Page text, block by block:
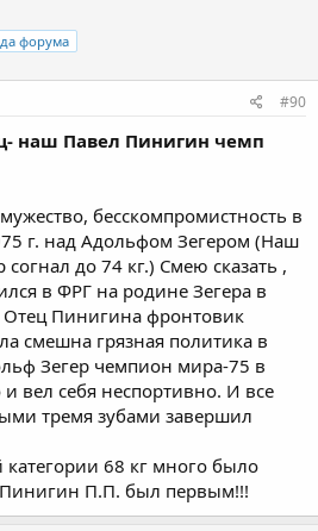
форума
#90
наш Павел Пинигин чемп
бесскомпромистность в
г. над Адольфом Зегером (Наш
согнал до 74 кг.) Смею сказать ,
в ФРГ на родине Зегера в
Отец Пинигина фронтовик
смешна грязная политика в
Зегер чемпион мира-75 в
и вел себя неспортивно. И все
тремя зубами завершил
категории 68 кг много было
П.П. был первым!!!